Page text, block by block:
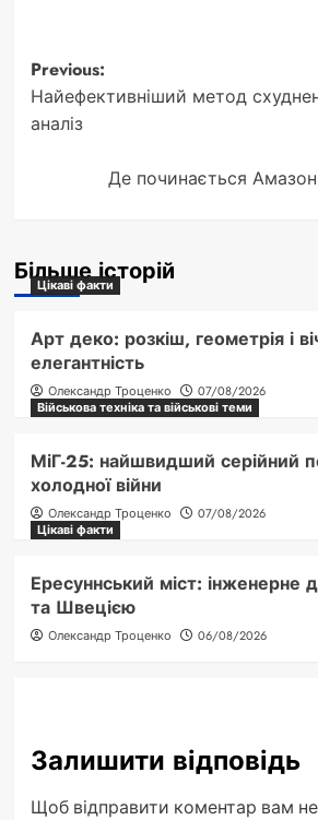
Post
navigation
Previous:
Найефективніший метод
аналіз
Де починається
Більше історій
Цікаві факти
Арт деко: розкіш, геометрія і
елегантність
Олександр Троценко
07/08/2026
Військова техніка та військові теми
МіГ-25: найшвидший серійний
холодної війни
Олександр Троценко
07/08/2026
Цікаві факти
Ересуннський міст: інженерне
та Швецією
Олександр Троценко 06/08/2026
Залишити відповідь
Щоб відправити коментар вам